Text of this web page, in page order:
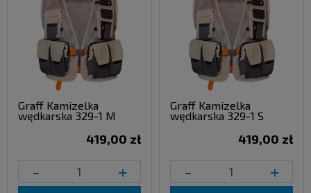
Graff Kamizelka
wędkarska 329-1 M
419,00 zł
- +
Graff Kamizelka
wędkarska 329-1 S
419,00 zł
- +